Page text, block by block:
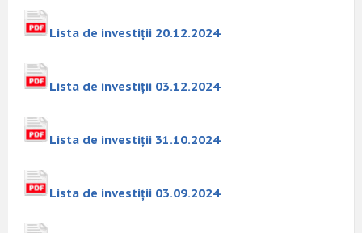
Lista de investiții 20.12.2024
Lista de investiții 03.12.2024
Lista de investiții 31.10.2024
Lista de investiții 03.09.2024